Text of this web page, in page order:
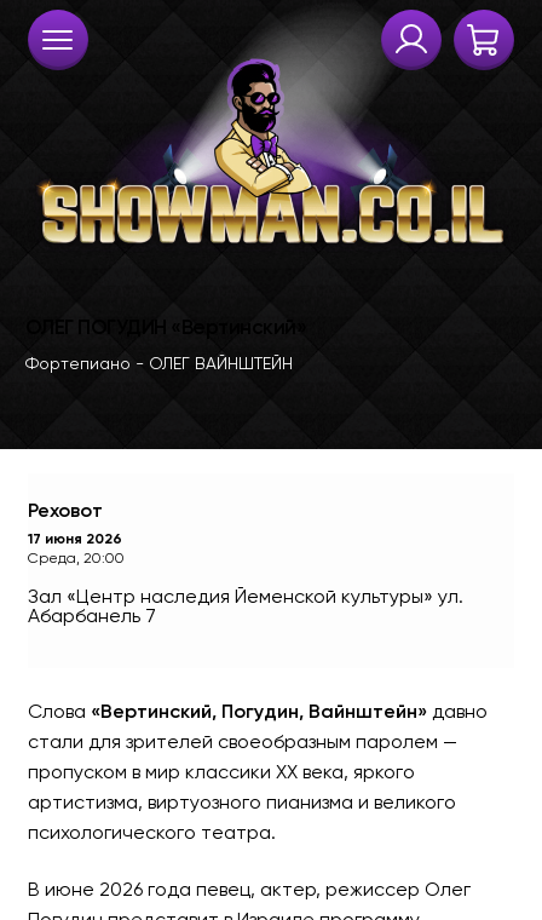
Фортепиано - ОЛЕГ
Реховот
17 июня 2026
Среда, 20:00
Зал «Центр наследия Йеменской культуры» ул.
Абарбанель 7
Слова «Вертинский, Погудин, Вайнштейн»давно
стали для зрителей своеобразным паролем —
пропуском в мир классики ХХ века, яркого
артистизма, виртуозного пианизма и великого
психологического театра.
В июне 2026 года певец, актер, режиссер Олег